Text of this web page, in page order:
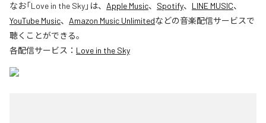
なお「Love in the Sky」は、 Apple Music、 Spotify、 LINE MUSIC、
YouTube Music、 Amazon Music Unlimitedなどの音楽配信サービスで
聴くことができる。
各配信サービス： Love in the Sky